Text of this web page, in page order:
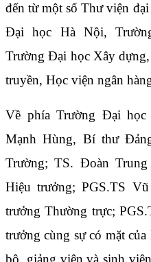
đến từ một số Thư viện
Đại học Hà Nội,
Trường Đại học Xây
truyền, Học viện ngân
Về phía Trường Đại
Mạnh Hùng, Bí thư
Trường; TS. Đoàn
Hiệu trưởng; PGS.TS
trưởng Thường trực;
trưởng cùng sự có mặt
bộ, giảng viên và sinh